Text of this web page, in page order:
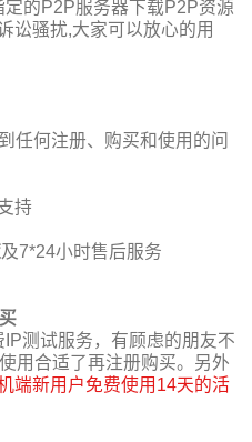
的P2P服务器下载P2P资源
讼骚扰,大家可以放心的用
任何注册、购买和使用的问
持
及7*24小时售后服务
测试服务，有顾虑的朋友不
用合适了再注册购买。另外
端新用户免费使用14天的活